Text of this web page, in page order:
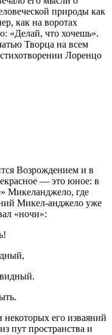
природы как
как на воротах
«Делай, что хочешь».
Творца на всем
Лоренцо
Возрождением и в
— это юное: в
Микеланджело, где
Микел-анджело уже
«ночи»:
некоторых его изваяний
пут пространства и